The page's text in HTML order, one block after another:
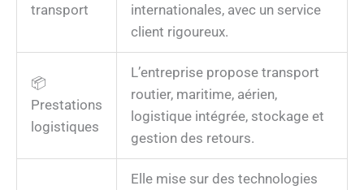
transport
internationales, avec un service
client rigoureux.
📦
Prestations
logistiques
L’entreprise propose transport
routier, maritime, aérien,
logistique intégrée, stockage et
gestion des retours.
Elle mise sur des technologies